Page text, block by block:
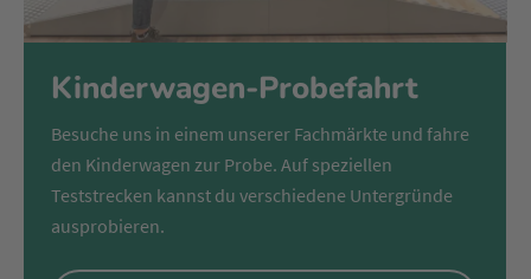
Kinderwagen-Probefahrt
Besuche uns in einem unserer Fachmärkte und fahre
den Kinderwagen zur Probe. Auf speziellen
Teststrecken kannst du verschiedene Untergründe
ausprobieren.